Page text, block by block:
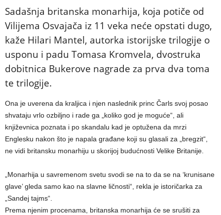
Sadašnja britanska monarhija, koja potiče od
Vilijema Osvajača iz 11 veka neće opstati dugo,
kaže Hilari Mantel, autorka istorijske trilogije o
usponu i padu Tomasa Kromvela, dvostruka
dobitnica Bukerove nagrade za prva dva toma
te trilogije.
Ona je uverena da kraljica i njen naslednik princ Čarls svoj posao
shvataju vrlo ozbiljno i rade ga „koliko god je moguće“, ali
književnica poznata i po skandalu kad je optužena da mrzi
Englesku nakon što je napala građane koji su glasali za „bregzit“,
ne vidi britansku monarhiju u skorijoj budućnosti Velike Britanije.
„Monarhija u savremenom svetu svodi se na to da se na ‘krunisane
glave’ gleda samo kao na slavne ličnosti“, rekla je istoričarka za
„Sandej tajms“.
Prema njenim procenama, britanska monarhija će se srušiti za